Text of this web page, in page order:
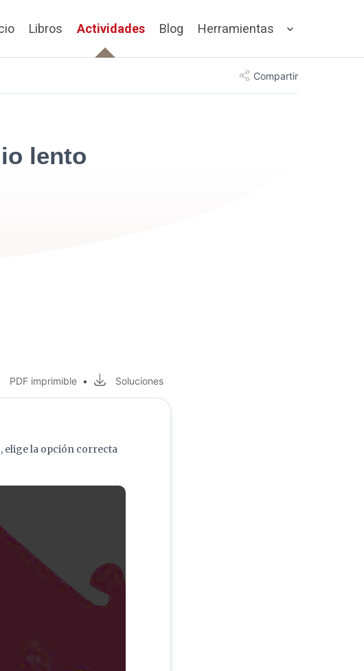
Libros Actividades Blog Herramientas
Compartir
lento
PDF imprimible • Soluciones
elige la opción correcta